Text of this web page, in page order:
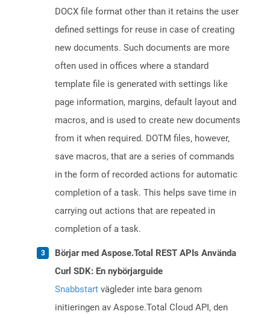
DOCX file format other than it retains the user
defined settings for reuse in case of creating
new documents. Such documents are more
often used in offices where a standard
template file is generated with settings like
page information, margins, default layout and
macros, and is used to create new documents
from it when required. DOTM files, however,
save macros, that are a series of commands
in the form of recorded actions for automatic
completion of a task. This helps save time in
carrying out actions that are repeated in
completion of a task.
Börjar med Aspose.Total REST APIs Använda
Curl SDK: En nybörjarguide
Snabbstart vägleder inte bara genom
initieringen av Aspose.Total Cloud API, den